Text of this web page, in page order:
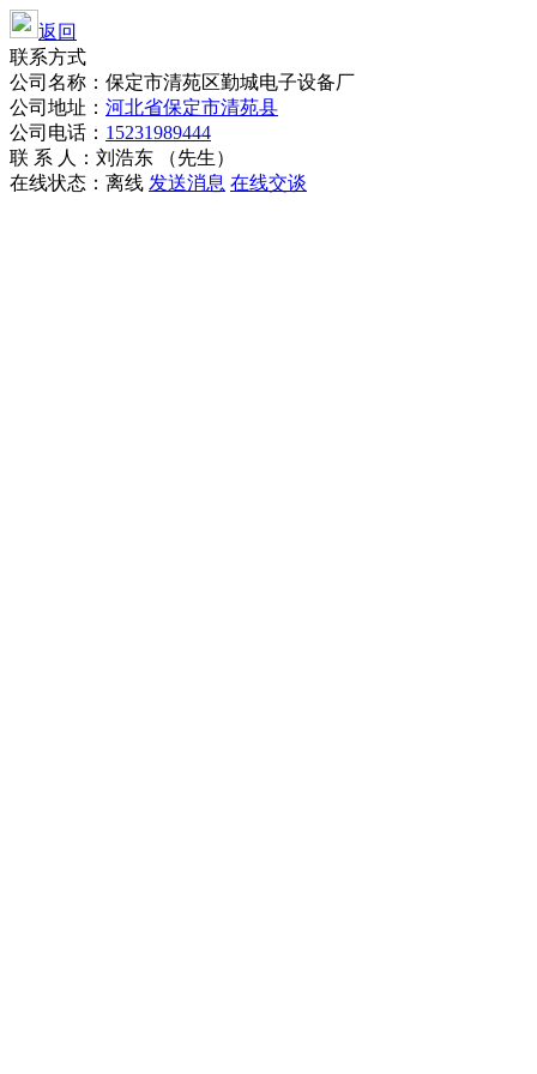
返回
联系方式
公司名称：保定市清苑区勤城电子设备厂
公司地址： 河北省保定市清苑县
公司电话： 15231989444
联 系 人：刘浩东 （先生）
在线状态： 离线 发送消息 在线交谈